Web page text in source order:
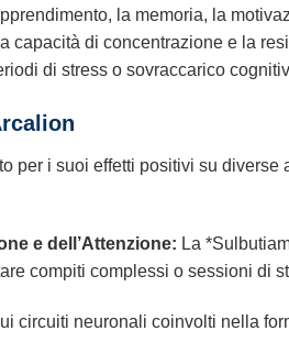
la memoria, la
capacità di concentrazione e la
di stress o sovraccarico
per i suoi effetti positivi su
e dell’Attenzione: La
compiti complessi o sessioni di
circuiti neuronali coinvolti nella